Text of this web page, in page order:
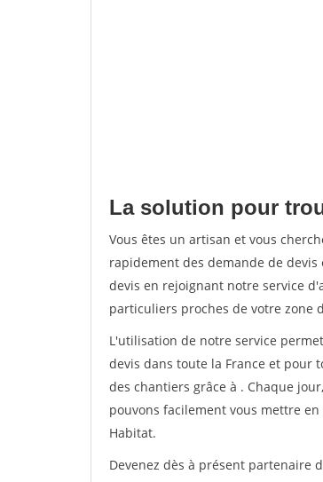
La solution pour
Vous êtes un artisan et vous
rapidement des demande de
devis en rejoignant notre service
particuliers proches de votre zone
L'utilisation de notre service
devis dans toute la France et pour
des chantiers grâce à . Chaque
pouvons facilement vous mettre
Habitat.
Devenez dès à présent partenaire